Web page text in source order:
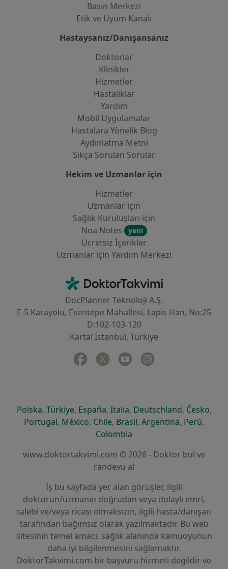
Basın Merkezi
Etik ve Uyum Kanalı
Hastaysanız/Danışansanız
Doktorlar
Klinikler
Hizmetler
Hastaliklar
Yardım
Mobil Uygulamalar
Hastalara Yönelik Blog
Aydınlatma Metni
Sıkça Sorulan Sorular
Hekim ve Uzmanlar için
Hizmetler
Uzmanlar için
Sağlık Kuruluşları için
Noa Notes
yeni
Ücretsiz İçerikler
Uzmanlar için Yardım Merkezi
DoktorTakvimi - Ana Sayfa
DocPlanner Teknoloji A.Ş.
E-5 Karayolu, Esentepe Mahallesi, Lapis Han, No:25
D:102-103-120
Kartal İstanbul, Türkiye
Facebook
yeni bir sekmede açılır
Twitter
yeni bir sekmede açılır
Youtube
yeni bir sekmede açılır
Polskayeni bir sekmede açılır
, Türkiyeyeni bir sekmede açılır
, Españayeni bir sekmede açılır
, Italiayeni bir sekmede açılır
, Deutschlandyeni bir
, Českoyeni
,
Portugalyeni bir sekmede açılır
, Méxicoyeni bir sekmede açılır
, Chileyeni bir sekmede açılır
, Brasilyeni bir sekmede açılır
, Argentinayeni bir
, Perúyeni
,
Colombia
www.doktortakvimi.com © 2026 - Doktor bul ve
randevu al
İş bu sayfada yer alan görüşler, ilgili
doktorun/uzmanın doğrudan veya dolaylı emri,
talebi ve/veya ricası olmaksızın, ilgili hasta/danışan
tarafından bağımsız olarak yazılmaktadır. Bu web
sitesinin temel amacı, sağlık alanında kamuoyunun
daha iyi bilgilenmesini sağlamaktır.
DoktorTakvimi.com bir başvuru hizmeti değildir ve